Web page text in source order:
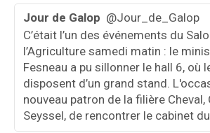
Jour de Galop @Jour_de_Galop
C’était l’un des événements du
l’Agriculture samedi matin : le
Fesneau a pu sillonner le hall 6, où
disposent d’un grand stand.
nouveau patron de la filière Cheval,
Seyssel, de rencontrer le cabinet